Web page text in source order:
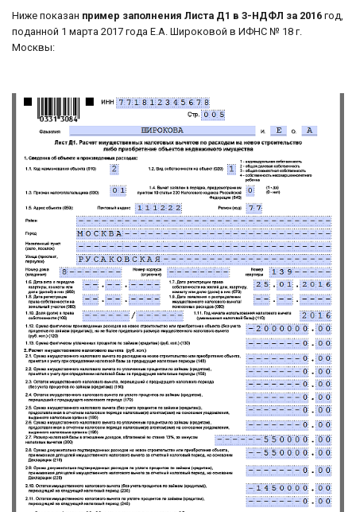
Ниже показан пример заполнения Листа Д1 в 3-НДФЛ за 2016 год,
поданной 1 марта 2017 года Е.А. Широковой в ИФНС № 18 г.
Москвы: